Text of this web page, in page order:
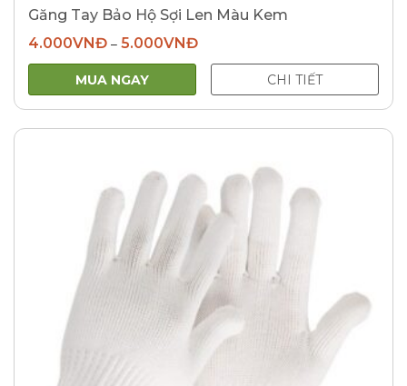
Găng Tay Bảo Hộ Sợi Len Màu Kem
4.000VNĐ– 5.000VNĐ
MUA NGAY CHI TIẾT